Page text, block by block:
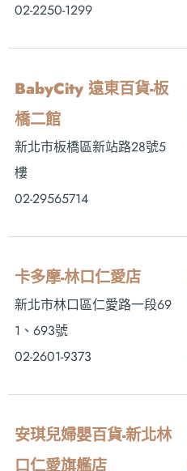
02-2250-1299
BabyCity 遠東百貨-板
橋二館
新北市板橋區新站路28號5
樓
02-29565714
卡多摩-林口仁愛店
新北市林口區仁愛路一段69
1、693號
02-2601-9373
安琪兒婦嬰百貨-新北林
口仁愛旗艦店